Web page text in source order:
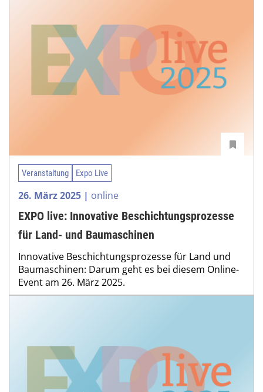
Veranstaltung Expo Live
26. März 2025 | online
EXPO live: Innovative Beschichtungsprozesse
für Land- und Baumaschinen
Innovative Beschichtungsprozesse für Land und
Baumaschinen: Darum geht es bei diesem Online-
Event am 26. März 2025.